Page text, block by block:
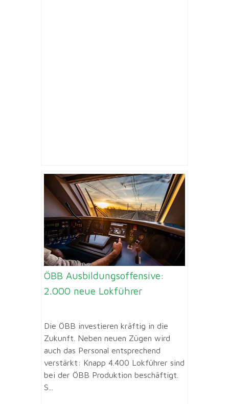
ÖBB Ausbildungsoffensive:
2.000 neue Lokführer
Die ÖBB investieren kräftig in die
Zukunft. Neben neuen Zügen wird
auch das Personal entsprechend
verstärkt: Knapp 4.400 Lokführer sind
bei der ÖBB Produktion beschäftigt.
S...